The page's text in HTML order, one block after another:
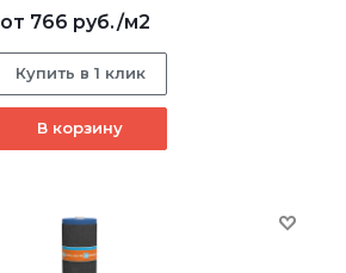
от 766 руб./м2
Купить в 1 клик
В корзину